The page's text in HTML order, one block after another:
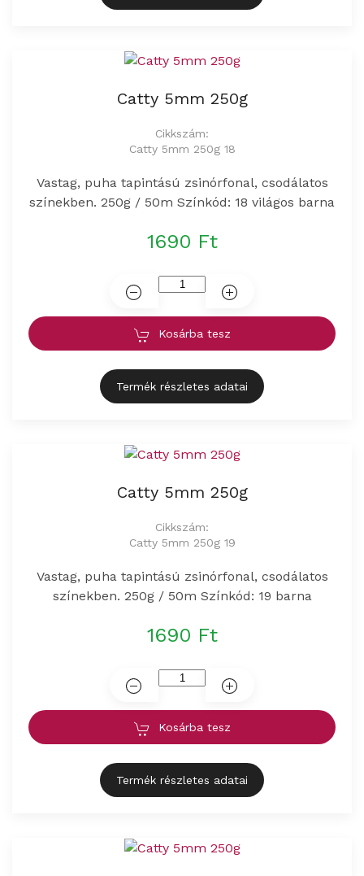
Catty 5mm 250g
Cikkszám:
Catty 5mm 250g 18
Vastag, puha tapintású zsinórfonal, csodálatos
színekben. 250g / 50m Színkód: 18 világos barna
1690 Ft
Kosárba tesz
Termék részletes adatai
Catty 5mm 250g
Cikkszám:
Catty 5mm 250g 19
Vastag, puha tapintású zsinórfonal, csodálatos
színekben. 250g / 50m Színkód: 19 barna
1690 Ft
Kosárba tesz
Termék részletes adatai